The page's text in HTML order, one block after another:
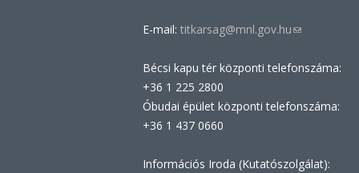
E-mail: titkarsag@mnl.gov.hu(link
e-
Bécsi kapu tér központi telefonszáma:
+36 1 225 2800
Óbudai épület központi telefonszáma:
+36 1 437 0660
Információs Iroda (Kutatószolgálat):